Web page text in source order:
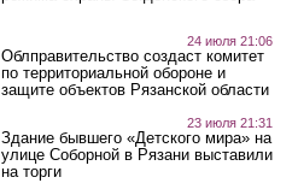
24 июля 21:06
Облправительство создаст комитет
по территориальной обороне и
защите объектов Рязанской области
23 июля 21:31
Здание бывшего «Детского мира» на
улице Соборной в Рязани выставили
на торги